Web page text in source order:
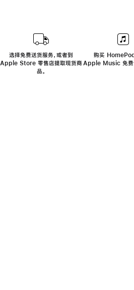
选择免费送货服务，或者到
Apple Store 零售店提取现货商
品。
购买
Apple Music 免费